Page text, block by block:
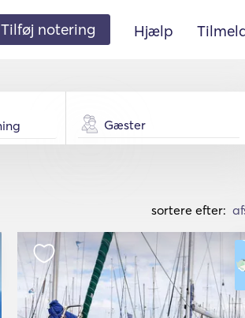
Tilføj notering Hjælp
Gæster
sortere efter: